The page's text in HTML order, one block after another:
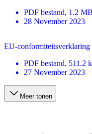
PDF bestand, 1.2 MB
28 November 2023
EU-conformiteitsverklaring
PDF bestand, 511.2
27 November 2023
Meer tonen